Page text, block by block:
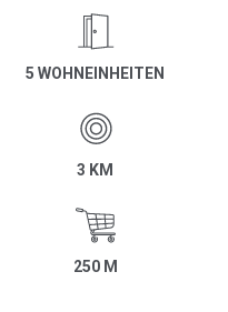
5 WOHNEINHEITEN
3 KM
250 M